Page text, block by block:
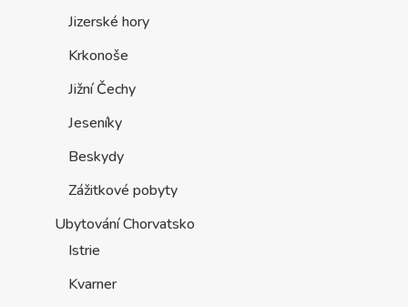
Jizerské hory
Krkonoše
Jižní Čechy
Jeseníky
Beskydy
Zážitkové pobyty
Ubytování Chorvatsko
Istrie
Kvarner